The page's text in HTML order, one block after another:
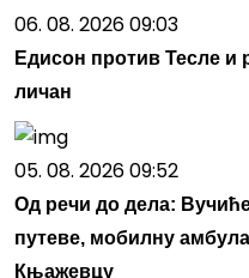
06. 08. 2026 09:03
Едисон против Тесле и
личан
05. 08. 2026 09:52
Од речи до дела:
путеве, мобилну
Књажевцу